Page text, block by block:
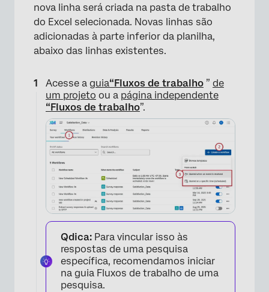
×
×
nova linha será criada na pasta de trabalho
do Excel selecionada. Novas linhas são
adicionadas à parte inferior da planilha,
abaixo das linhas existentes.
Acesse a guia“Fluxos de trabalho ” de
um projeto ou a página independente
“Fluxos de trabalho”.
Qdica: Para vincular isso às
respostas de uma pesquisa
específica, recomendamos iniciar
na guia Fluxos de trabalho de uma
pesquisa.